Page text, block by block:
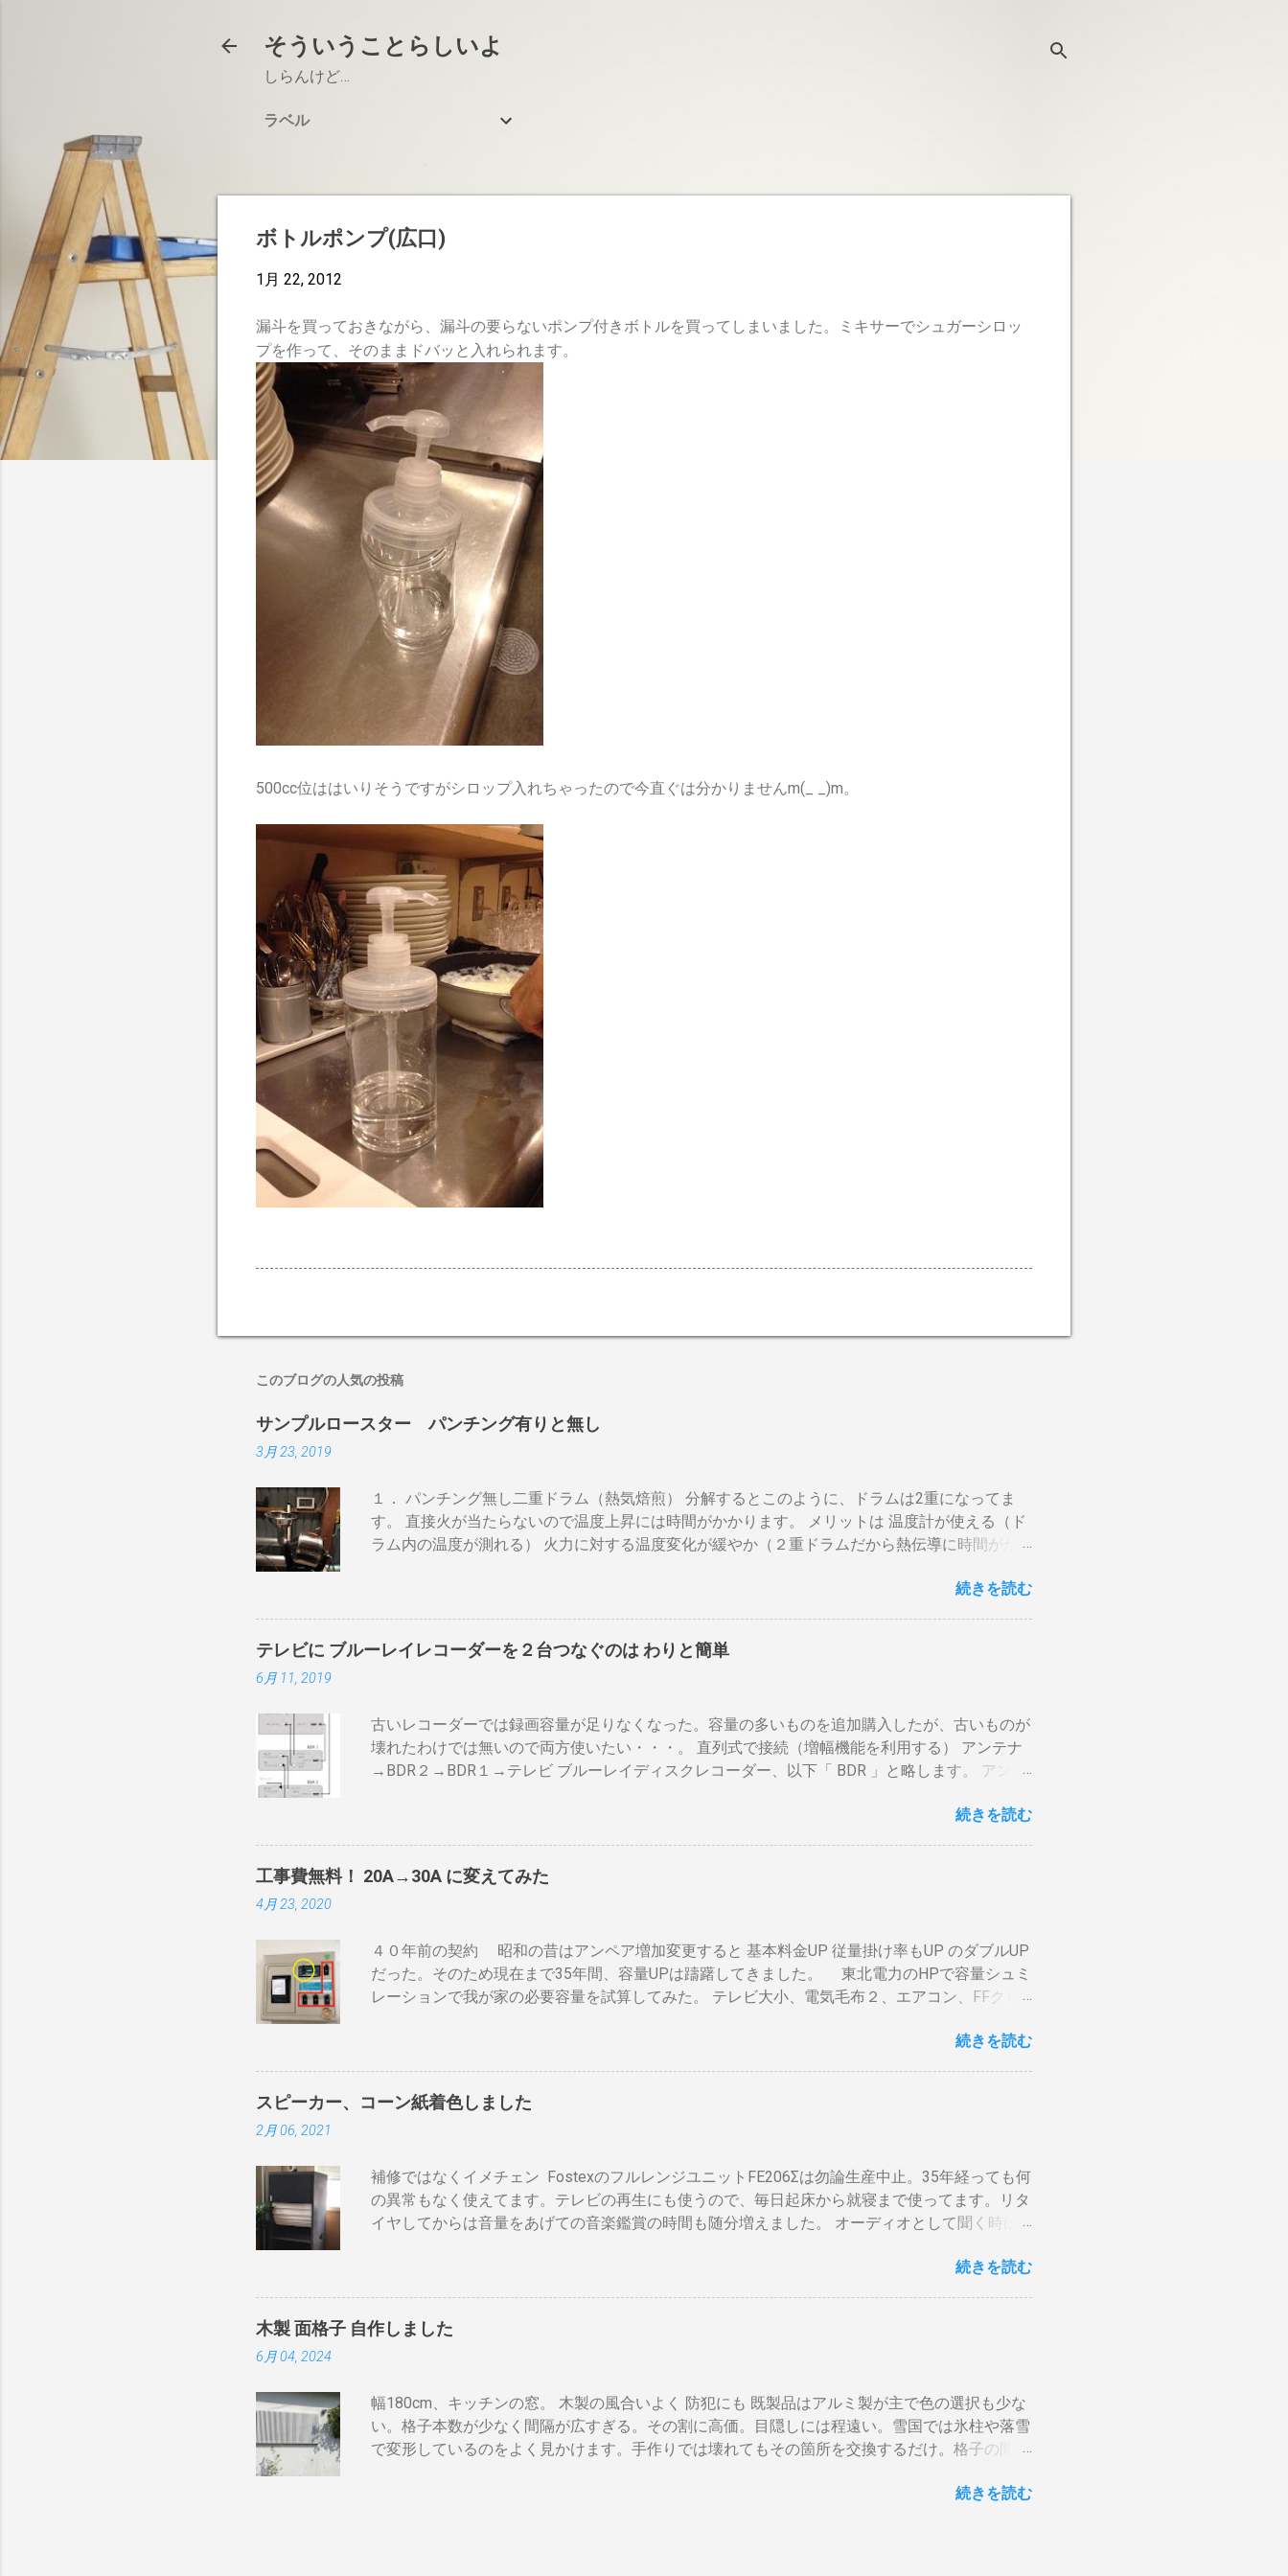
そういうことらしいよ
しらんけど…
ラベル
ボトルポンプ(広口)
1月 22, 2012
漏斗を買っておきながら、漏斗の要らないポンプ付きボトルを買ってしまいました。ミキサーでシュガーシロッ
プを作って、そのままドバッと入れられます。
500cc位ははいりそうですがシロップ入れちゃったので今直ぐは分かりませんm(_ _)m。
このブログの人気の投稿
サンプルロースター パンチング有りと無し
3月 23, 2019
１． パンチング無し二重ドラム（熱気焙煎） 分解するとこのように、ドラムは2重になってま
す。 直接火が当たらないので温度上昇には時間がかかります。 メリットは 温度計が使える（ド
ラム内の温度が測れる） 火力に対する温度変化が緩やか（２重ドラムだから熱伝導に時間がか
ない ぐらいでしょうか。デメリットは 火を消してもすぐに温度が下がらない。火力を上げても
300g以上はガスコンロの強火全開でも 20分以上は必要 。10分以下の焙煎は無理。 外側ドラム
→空気層→内側ドラムの順で熱が伝わるので、温度変化には時間がかかります。それを予測した
気性が殆ど無い とうこと。熱し難く冷めにくいのが特徴。 ２．パンチング有り一枚ドラム（直
火・熱気通過式） 早い話が「 回転式炙り焼き 」です。熱は素通りで蓄熱は不可。ガスコンロ
の炎がそのまま反映します。中火で200gなら6分程度で、260gなら8分ハゼが来ます。回転数が
れや、ドラムに風が入るとすぐ温度が下がります。 メリット 火力に対する反応が早い。（蓄熱
はゼロ） 二重ドラムに比べて短時間で焙煎できる チャフがドラムの中に溜まらない デメリット
ザルのように素通し。熱気が溜まらない。 温度計は上昇か下降か一定かの傾向判断としてなら
使えるが、通過する空気の温度しかわからない チャフがパンチングの穴から出てコンロや周囲
難）。これは一番の欠点でしょう。 温度測定は、非接触型（※１）の温度計で豆の表面温度
を測ることが可能なら希望がないわけではない。しかし、右手でドラムを回し、左手でレーザー
を豆に当...
続きを読む
テレビに ブルーレイレコーダーを２台つなぐのは わりと簡単
6月 11, 2019
古いレコーダーでは録画容量が足りなくなった。容量の多いものを追加購入したが、古いものが
壊れたわけでは無いので両方使いたい・・・。 直列式で接続（増幅機能を利用する） アンテナ
→BDR２→BDR１→テレビ ブルーレイディスクレコーダー、以下「 BDR 」と略します。 アンテ
で利得の損失なく接続できます。並列にするとアンテナ信号が弱まりアンテナ利得が落ち、増幅
て説明します。 地上波の接続（アンテナケーブル２本必要）※１ 地上波のアンテナケーブルを
BDR２の「地上波アンテナ入力」端子へ接続 BDR２の地上波の「テレビへ（出力）」端子とBDR
ーブル２本必要）※１ BSのアンテナケーブルをBDR２の「BSアンテナ入力」端子へ接続 BDR２
のBSの「テレビへ（出力）」端子とBDR１の「BSアンテナ入力」端子をアンテナケーブルで接
続 BDR１のBSの「テレビへ（出力）」端子とテレビの「BSデジタル」端子をアンテナケーブル
ーブルの接続（HDMIケーブル２本必要）※2 BDRの「HDMI出力」端子とテレビの「HDMI入
力」端子を接続します。テレビのHDMI端子の番号は、自分で分かればどちらの端子でも構いま
せん。 すでにHDMI１本あるなら、追加で１本用意してください。 ※2. テレビにHDMI端子が
一つしかない場合 は HDMI分配器 （←Amazon）を使います。テレビの買い替え時には後悔しな
配列やコネクタ同士が狭い環境では、手が入りにくいのでアンテナケーブルはL型端子よりも真
っ直ぐなタイプをおすすめします。 HDMIケーブル２本セット （...
続きを読む
工事費無料！ 20A→30A に変えてみた
4月 23, 2020
４０年前の契約 昭和の昔はアンペア増加変更すると 基本料金UP 従量掛け率もUP のダブルUP
だった。そのため現在まで35年間、容量UPは躊躇してきました。 東北電力のHPで容量シュミ
レーションで我が家の必要容量を試算してみた。 テレビ大小、電気毛布２、エアコン、FFクリ
iPhone ２、冷蔵庫3台、オーブンレンジ２・トースター、炊飯器・・・・。 を合計してみると
る工夫 黄色が漏電ブレーカー、赤色が安全ブレーカー。安全ブレーカーはすべて20Aとありま
す。 そこで一工夫。まず、各安全ブレーカーを切ってみて、どのコンセントに繋がっているか
電子レンジ、ドライヤー・炊飯器・エアコンなどは複数の安全ブレーカに振り分けて使うので
す。非合理的ですが効果はあります。 近年、料金設定が変わった 容量UPと増額の関係。 10ア
ンペアごとに 基本料金 月額330円 の増加 のみ 従量増しは ￥0 でいいと。月額330円のアップな
20A~30Aに変更する際、 高額工事になることがある らしいのだ。更にググって、最後に行き着
いたところは以下のサイト。 http://kaden.pcinformation.info/breaker/safety-breaker-20a-30a.htm
” 安全ブレーカーを20Aから30Aに変える場合、電線の太さが2.6mm以上、コンセントの定格電流
が20A以上から30A以下でなければ、屋内配線の張り替え工事、コンセントの交換工事も必要と
やつでした。ガッカリしながら屋内配線工事費の相場を調べると、屋内配線全部とコンセン...
続きを読む
スピーカー、コーン紙着色しました
2月 06, 2021
補修ではなくイメチェン FostexのフルレンジユニットFE206Σは勿論生産中止。35年経っても何
の異常もなく使えてます。テレビの再生にも使うので、毎日起床から就寝まで使ってます。リタ
イヤしてからは音量をあげての音楽鑑賞の時間も随分増えました。 オーディオとして聞く時は
リルネットを外すとモノトーンのエンクロージャーにはコーン紙の色が合わない。暗い・・・。
によってコーン紙が重くなっても、柔らかくなっても、固くなっても具合は良くない。ググって
オーダーしてみた。（古いサイトらしく Safari では「安全ではない可能性…、」と表示されます
が Chrom では表示されます。） 刷毛もオマケに付いてきた。私が用意したのは妻がケーキを作
るときの回転台。ファンテックさんでも回転台の使用を勧めている。 作業しにくいので、スピ
にあるように最初に水で濡らして絞っておく。塗りにくいからと水を足したり、一度にたっぷり
続きを読む
木製 面格子 自作しました
6月 04, 2024
幅180cm、キッチンの窓。 木製の風合いよく 防犯にも 既製品はアルミ製が主で色の選択も少な
い。格子本数が少なく間隔が広すぎる。その割に高価。目隠しには程遠い。雪国では氷柱や落雪
で変形しているのをよく見かけます。手作りでは壊れてもその箇所を交換するだけ。格子の間隔
風通しよく、暑い夜も窓を開放して眠られます。 材料 角材 杉KD12本束 20x30x1820 税込
続きを読む